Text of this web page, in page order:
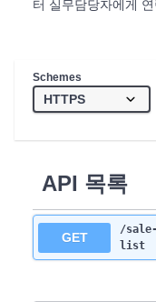
터 실무담당자에게
Schemes
API 목록
GET
/
list